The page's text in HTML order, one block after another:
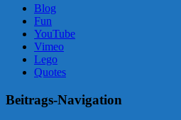
Blog
Fun
YouTube
Vimeo
Lego
Quotes
Beitrags-Navigation